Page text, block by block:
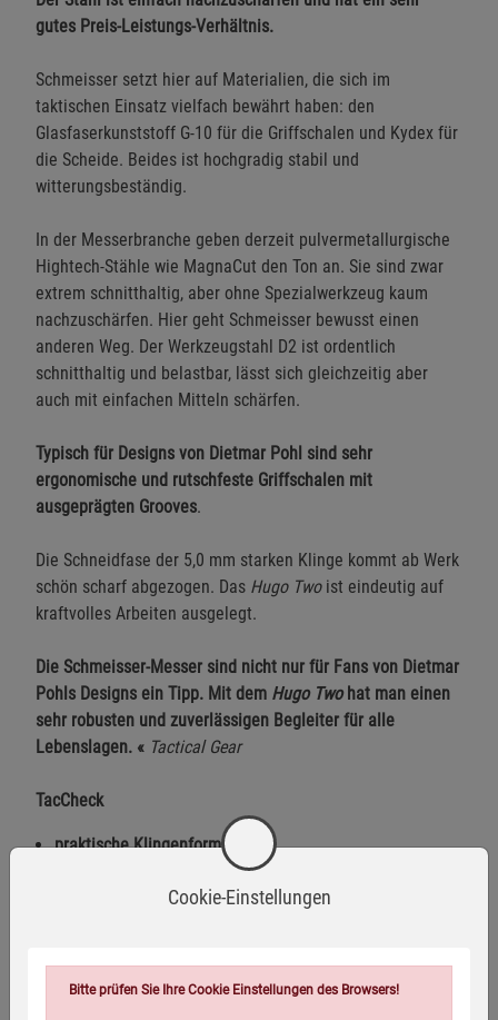
gutes Preis-Leistungs-Verhältnis.
Schmeisser setzt hier auf Materialien, die sich im
taktischen Einsatz vielfach bewährt haben: den
Glasfaserkunststoff G-10 für die Griffschalen und Kydex für
die Scheide. Beides ist hochgradig stabil und
witterungsbeständig.
In der Messerbranche geben derzeit pulvermetallurgische
Hightech-Stähle wie MagnaCut den Ton an. Sie sind zwar
extrem schnitthaltig, aber ohne Spezialwerkzeug kaum
nachzuschärfen. Hier geht Schmeisser bewusst einen
anderen Weg. Der Werkzeugstahl D2 ist ordentlich
schnitthaltig und belastbar, lässt sich gleichzeitig aber
auch mit einfachen Mitteln schärfen.
Typisch für Designs von Dietmar Pohl sind sehr
ergonomische und rutschfeste Griffschalen mit
ausgeprägten Grooves.
Die Schneidfase der 5,0 mm starken Klinge kommt ab Werk
schön scharf abgezogen. Das Hugo Twoist eindeutig auf
kraftvolles Arbeiten ausgelegt.
Die Schmeisser-Messer sind nicht nur für Fans von Dietmar
Pohls Designs ein Tipp. Mit dem Hugo Twohat man einen
sehr robusten und zuverlässigen Begleiter für alle
Lebenslagen. « Tactical Gear
TacCheck
praktische Klingenform
Technische Details:
Cookie-Einstellungen
Bitte prüfen Sie Ihre Cookie Einstellungen des Browsers!